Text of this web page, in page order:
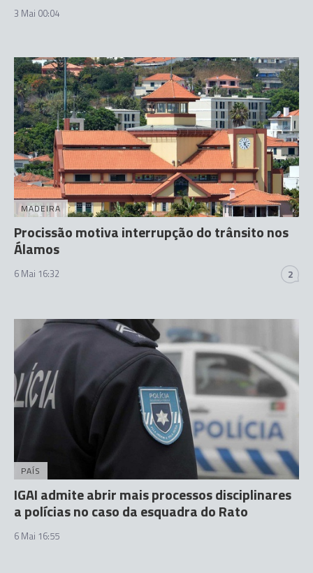
3 Mai 00:04
MADEIRA
Procissão motiva interrupção do trânsito nos
Álamos
6 Mai 16:32 2
PAÍS
IGAI admite abrir mais processos disciplinares
a polícias no caso da esquadra do Rato
6 Mai 16:55